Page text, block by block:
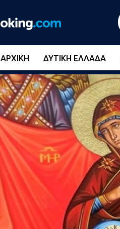
ΑΡΧΙΚΉ ΔΥΤΙΚΉ ΕΛΛΆΔΑ